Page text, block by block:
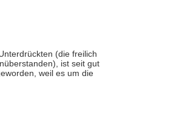
(die freilich
ist seit gut
weil es um die